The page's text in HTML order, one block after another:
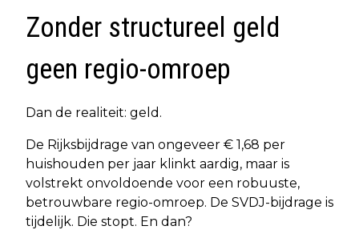
Zonder structureel geld
geen regio-omroep
Dan de realiteit: geld.
De Rijksbijdrage van ongeveer € 1,68 per
huishouden per jaar klinkt aardig, maar is
volstrekt onvoldoende voor een robuuste,
betrouwbare regio-omroep. De SVDJ-bijdrage is
tijdelijk. Die stopt. En dan?